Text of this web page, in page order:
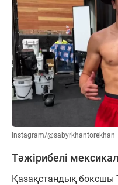
Instagram/@sabyrkhantorekhan
Тәжірибелі
Қазақстандық боксшы